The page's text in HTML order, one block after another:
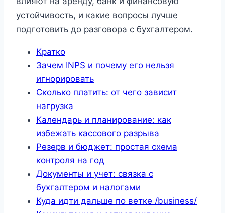
устойчивость, и какие вопросы лучше
подготовить до разговора с бухгалтером.
Кратко
Зачем INPS и почему его нельзя
игнорировать
Сколько платить: от чего зависит
нагрузка
Календарь и планирование: как
избежать кассового разрыва
Резерв и бюджет: простая схема
контроля на год
Документы и учет: связка с
бухгалтером и налогами
Куда идти дальше по ветке /business/